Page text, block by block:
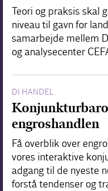
Teori og praksis skal
niveau til gavn for
samarbejde mellem
og analysecenter
DI HANDEL
engroshandlen
Få overblik over
vores interaktive
adgang til de nyeste
forstå tendenser og